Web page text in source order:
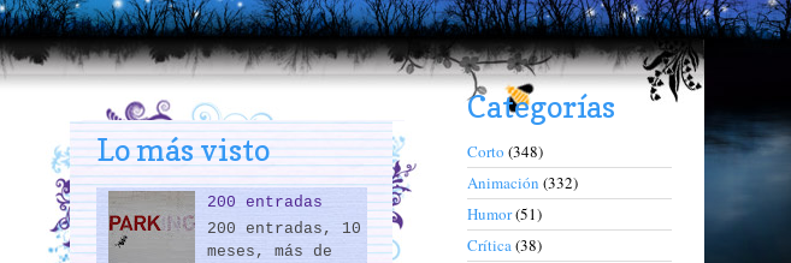
Lo más visto
200 entradas
200 entradas, 10
meses, más de
Categorías
Corto (348)
Animación (332)
Humor(51)
Crítica(38)